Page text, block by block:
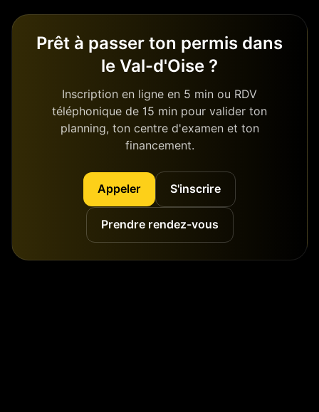
Prêt à passer ton permis dans
le Val-d'Oise ?
Inscription en ligne en 5 min ou RDV
téléphonique de 15 min pour valider ton
planning, ton centre d'examen et ton
financement.
Appeler S'inscrire
Prendre rendez-vous